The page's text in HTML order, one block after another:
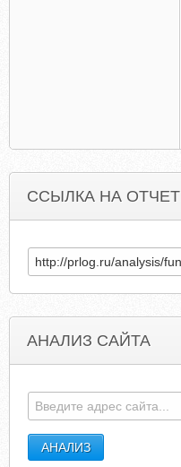
ССЫЛКА НА ОТЧЕТ
АНАЛИЗ САЙТА